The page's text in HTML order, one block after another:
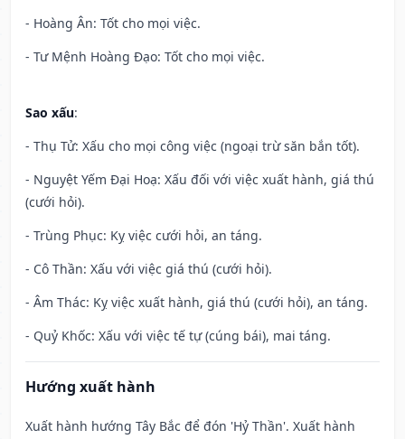
- Hoàng Ân: Tốt cho mọi việc.
- Tư Mệnh Hoàng Đạo: Tốt cho mọi việc.
Sao xấu:
- Thụ Tử: Xấu cho mọi công việc (ngoại trừ săn bắn tốt).
- Nguyệt Yếm Đại Hoạ: Xấu đối với việc xuất hành, giá thú
(cưới hỏi).
- Trùng Phục: Kỵ việc cưới hỏi, an táng.
- Cô Thần: Xấu với việc giá thú (cưới hỏi).
- Âm Thác: Kỵ việc xuất hành, giá thú (cưới hỏi), an táng.
- Quỷ Khốc: Xấu với việc tế tự (cúng bái), mai táng.
Hướng xuất hành
Xuất hành hướng Tây Bắc để đón 'Hỷ Thần'. Xuất hành